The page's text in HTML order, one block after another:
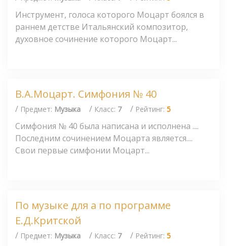
Инструмент, голоса которого Моцарт боялся в
раннем детстве Итальянский композитор,
духовное сочинение которого Моцарт...
В.А.Моцарт. Симфония № 40
/ Предмет: Музыка / Класс: 7 / Рейтинг: 5
Симфония № 40 была написана и исполнена ....
Последним сочинением Моцарта является....
Свои первые симфонии Моцарт...
По музыке для а по программе
Е.Д.Критской
/ Предмет: Музыка / Класс: 7 / Рейтинг: 5